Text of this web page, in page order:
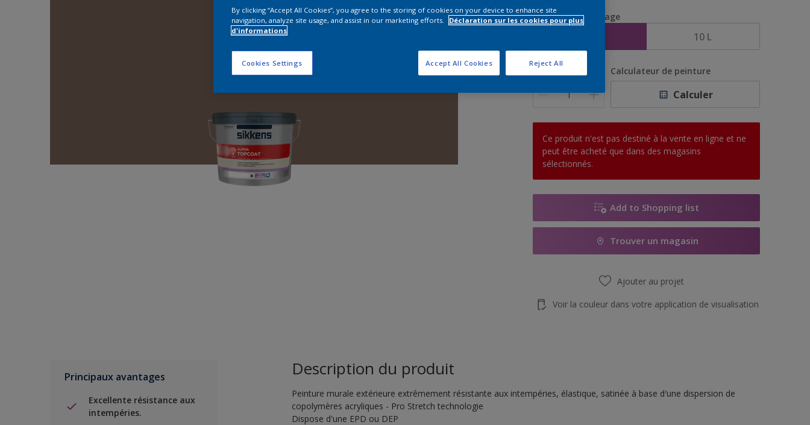
Taille de l’emballage
10 L
Quantité Calculateur de peinture
Calculer
Ce produit n'est pas destiné à la vente en ligne et ne
peut être acheté que dans des magasins
sélectionnés.
Add to Shopping list
Trouver un magasin
Ajouter au projet
Voir la couleur dans votre application de visualisation
Principaux avantages
Excellente résistance aux
intempéries.
Description du produit
Peinture murale extérieure extrêmement résistante aux intempéries, élastique, satinée à base d′une dispersion de
copolymères acryliques - Pro Stretch technologie
Dispose d'une EPD ou DEP
By clicking “Accept All Cookies”, you agree to the storing of cookies on your device to enhance site
navigation, analyze site usage, and assist in our marketing efforts.
Déclaration sur les cookies pour plus
d'informations
Cookies Settings Reject All
Accept All Cookies